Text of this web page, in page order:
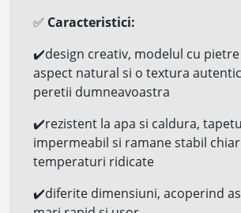
✅ Caracteristici:
✔️design creativ, modelul cu
aspect natural si o textura
peretii dumneavoastra
✔️rezistent la apa si caldura,
impermeabil si ramane stabil
temperaturi ridicate
✔️diferite dimensiuni, acoperind